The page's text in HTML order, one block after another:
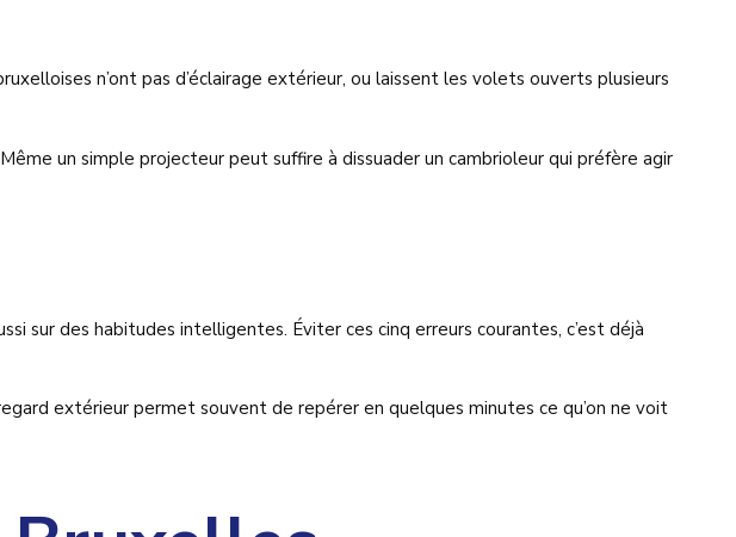
n’ont pas d’éclairage extérieur, ou laissent les volets ouverts plusieurs
un simple projecteur peut suffire à dissuader un cambrioleur qui préfère agir
sur des habitudes intelligentes. Éviter ces cinq erreurs courantes, c’est déjà
extérieur permet souvent de repérer en quelques minutes ce qu’on ne voit